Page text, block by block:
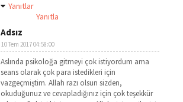
Yanıtlar
Yanıtla
Adsız
10 Tem 2017 04:58:00
Aslında psikoloğa gitmeyi çok istiyordum ama
seans olarak çok para istedikleri için
vazgeçmiştim. Allah razı olsun sizden,
okuduğunuz ve cevapladığınız için çok teşekkür